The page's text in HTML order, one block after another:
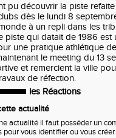
pu découvrir la piste
dès le lundi 8
à un repli dans les
piste qui datait de 1986 est
une pratique athlétique
le meeting du 13
et remercient la ville
de réfection.
les Réactions
actualité
actualité il faut posséder un
pour vous identifier ou vous